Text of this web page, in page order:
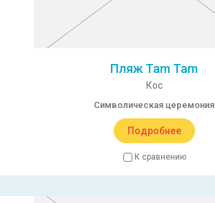
Пляж Tam Tam
Кос
Символическая церемония
Подробнее
К сравнению